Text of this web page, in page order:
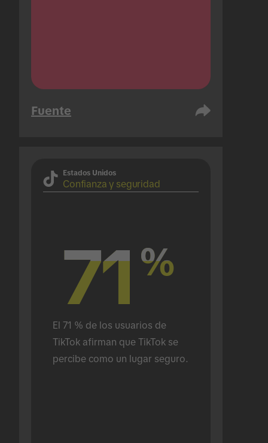
Fuente
Estados Unidos
Confianza y seguridad
71 %
71 %
El 71 % de los usuarios de
TikTok afirman que TikTok se
percibe como un lugar seguro.